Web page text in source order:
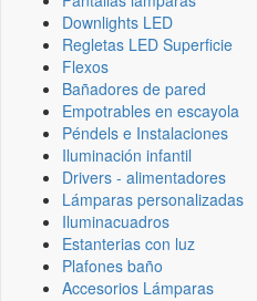
Downlights LED
Regletas LED Superficie
Flexos
Bañadores de pared
Empotrables en escayola
Péndels e Instalaciones
Iluminación infantil
Drivers - alimentadores
Lámparas personalizadas
Iluminacuadros
Estanterias con luz
Plafones baño
Accesorios Lámparas